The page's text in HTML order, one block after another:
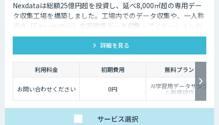
Nexdataは総額25億円超を投資し、延べ8,000㎡超の専用デー
タ収集工場を構築しました。工場内でのデータ収集や、一人称
視点（Ego-centric）の実環境データ収集・アノテーションか
ら、環境認識・意思決定・動作制御に対応した既製データセッ
トまで、フィジカルAI開発を加速させる包括的なデータソリュ
ーションを提供いたします。
詳細を見る
利用料金 初期費用 無料プラン
お問い合わせください 0円 AI学習用データサンプ
ル無償提供
サービス選択